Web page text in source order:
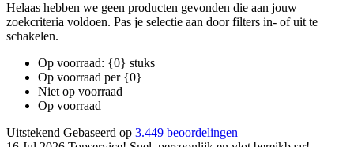
Helaas hebben we geen producten gevonden die aan jouw
zoekcriteria voldoen. Pas je selectie aan door filters in- of uit te
schakelen.
Op voorraad: {0} stuks
Op voorraad per {0}
Niet op voorraad
Op voorraad
Uitstekend Gebaseerd op 3.449 beoordelingen